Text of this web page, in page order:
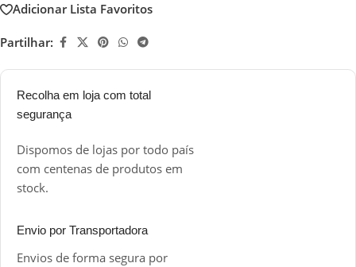
Adicionar Lista Favoritos
Partilhar:
Recolha em loja com total
segurança
Dispomos de lojas por todo país
com centenas de produtos em
stock.
Envio por Transportadora
Envios de forma segura por